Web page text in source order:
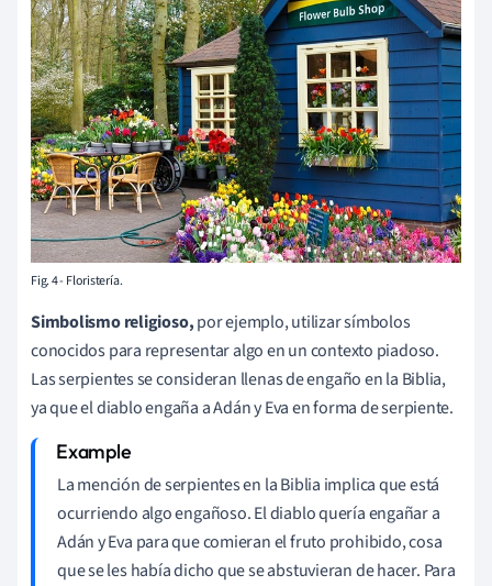
Fig. 4 - Floristería.
Simbolismo religioso,por ejemplo, utilizar símbolos
conocidos para representar algo en un contexto piadoso.
Las serpientes se consideran llenas de engaño en la Biblia,
ya que el diablo engaña a Adán y Eva en forma de serpiente.
La mención de serpientes en la Biblia implica que está
ocurriendo algo engañoso. El diablo quería engañar a
Adán y Eva para que comieran el fruto prohibido, cosa
que se les había dicho que se abstuvieran de hacer. Para